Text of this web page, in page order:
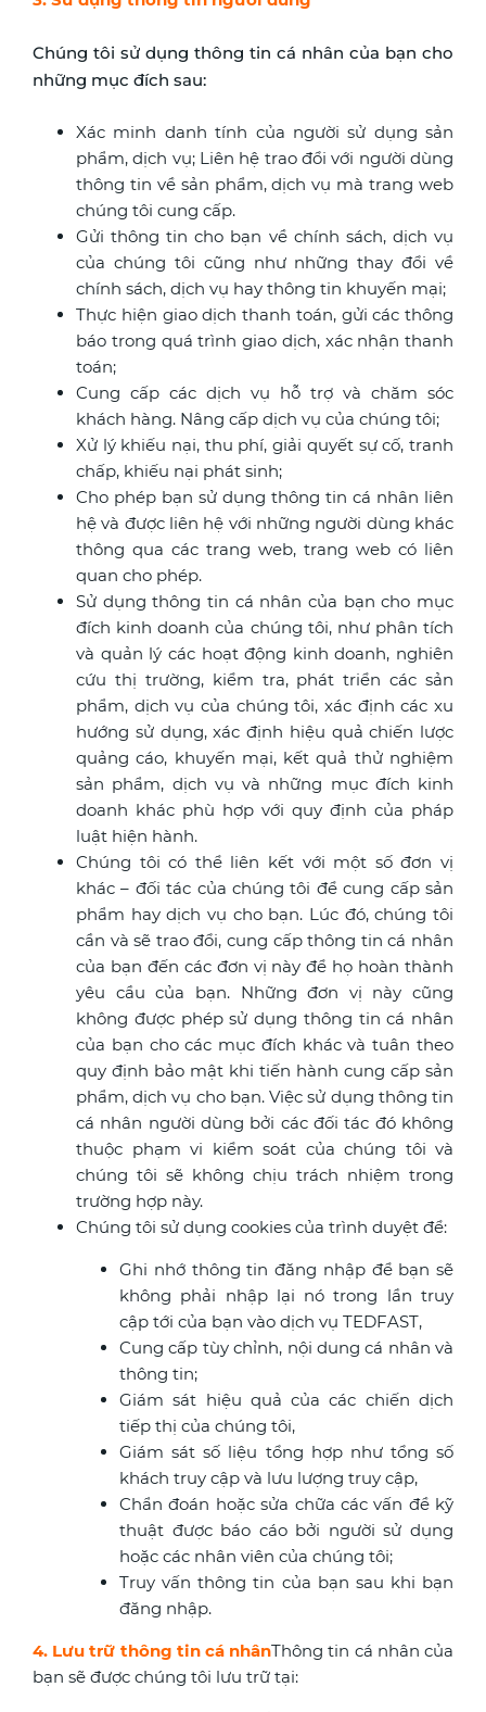
Chúng tôi sử dụng thông tin cá nhân của bạn cho
những mục đích sau:
Xác minh danh tính của người sử dụng sản
phẩm, dịch vụ; Liên hệ trao đổi với người dùng
thông tin về sản phẩm, dịch vụ mà trang web
chúng tôi cung cấp.
Gửi thông tin cho bạn về chính sách, dịch vụ
của chúng tôi cũng như những thay đổi về
chính sách, dịch vụ hay thông tin khuyến mại;
Thực hiện giao dịch thanh toán, gửi các thông
báo trong quá trình giao dịch, xác nhận thanh
toán;
Cung cấp các dịch vụ hỗ trợ và chăm sóc
khách hàng. Nâng cấp dịch vụ của chúng tôi;
Xử lý khiếu nại, thu phí, giải quyết sự cố, tranh
chấp, khiếu nại phát sinh;
Cho phép bạn sử dụng thông tin cá nhân liên
hệ và được liên hệ với những người dùng khác
thông qua các trang web, trang web có liên
quan cho phép.
Sử dụng thông tin cá nhân của bạn cho mục
đích kinh doanh của chúng tôi, như phân tích
và quản lý các hoạt động kinh doanh, nghiên
cứu thị trường, kiểm tra, phát triển các sản
phẩm, dịch vụ của chúng tôi, xác định các xu
hướng sử dụng, xác định hiệu quả chiến lược
quảng cáo, khuyến mại, kết quả thử nghiệm
sản phẩm, dịch vụ và những mục đích kinh
doanh khác phù hợp với quy định của pháp
luật hiện hành.
Chúng tôi có thể liên kết với một số đơn vị
khác – đối tác của chúng tôi để cung cấp sản
phẩm hay dịch vụ cho bạn. Lúc đó, chúng tôi
cần và sẽ trao đổi, cung cấp thông tin cá nhân
của bạn đến các đơn vị này để họ hoàn thành
yêu cầu của bạn. Những đơn vị này cũng
không được phép sử dụng thông tin cá nhân
của bạn cho các mục đích khác và tuân theo
quy định bảo mật khi tiến hành cung cấp sản
phẩm, dịch vụ cho bạn. Việc sử dụng thông tin
cá nhân người dùng bởi các đối tác đó không
thuộc phạm vi kiểm soát của chúng tôi và
chúng tôi sẽ không chịu trách nhiệm trong
trường hợp này.
Chúng tôi sử dụng cookies của trình duyệt để:
Ghi nhớ thông tin đăng nhập để bạn sẽ
không phải nhập lại nó trong lần truy
cập tới của bạn vào dịch vụ TEDFAST,
Cung cấp tùy chỉnh, nội dung cá nhân và
thông tin;
Giám sát hiệu quả của các chiến dịch
tiếp thị của chúng tôi,
Giám sát số liệu tổng hợp như tổng số
khách truy cập và lưu lượng truy cập,
Chẩn đoán hoặc sửa chữa các vấn đề kỹ
thuật được báo cáo bởi người sử dụng
hoặc các nhân viên của chúng tôi;
Truy vấn thông tin của bạn sau khi bạn
đăng nhập.
4. Lưu trữ thông tin cá nhânThông tin cá nhân của
bạn sẽ được chúng tôi lưu trữ tại: